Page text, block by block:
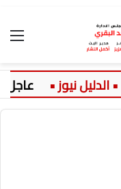
عاجل: